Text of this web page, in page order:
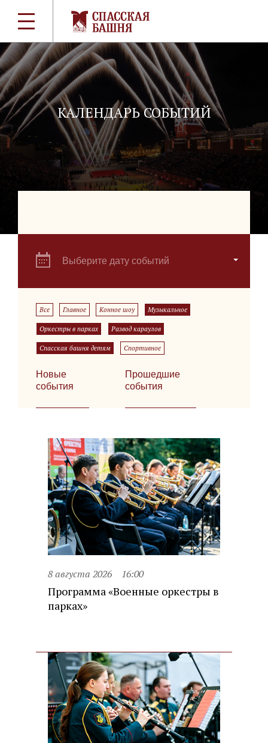
КАЛЕНДАРЬ СОБЫТИЙ
Выберите дату событий
Все Главное Конное шоу Музыкальное
Оркестры в парках Развод караулов
Спасская башня детям Спортивное
Новые
события
Прошедшие
события
8 августа 2026 16:00
Программа «Военные оркестры в
парках»